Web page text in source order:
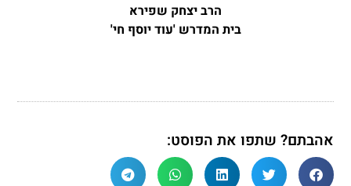
הרב יצחק שפירא
בית המדרש 'עוד יוסף חי'
אהבתם? שתפו את הפוסט: